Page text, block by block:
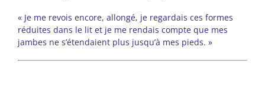
« Je me revois encore, allongé, je regardais ces formes
réduites dans le lit et je me rendais compte que mes
jambes ne s’étendaient plus jusqu’à mes pieds. »